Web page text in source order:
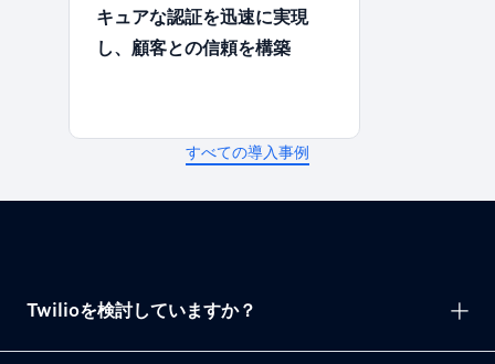
キュアな認証を迅速に実現
し、顧客との信頼を構築
すべての導入事例
Twilioを検討していますか？